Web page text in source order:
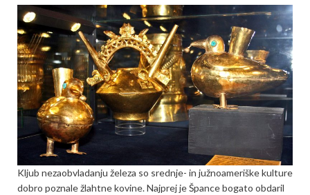
Kljub nezaobvladanju železa so srednje- in južnoameriške kulture
dobro poznale žlahtne kovine. Najprej je Špance bogato obdaril